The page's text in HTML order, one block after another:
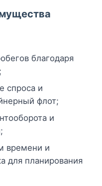
благодаря
спроса и
флот;
и
времени и
для планирования